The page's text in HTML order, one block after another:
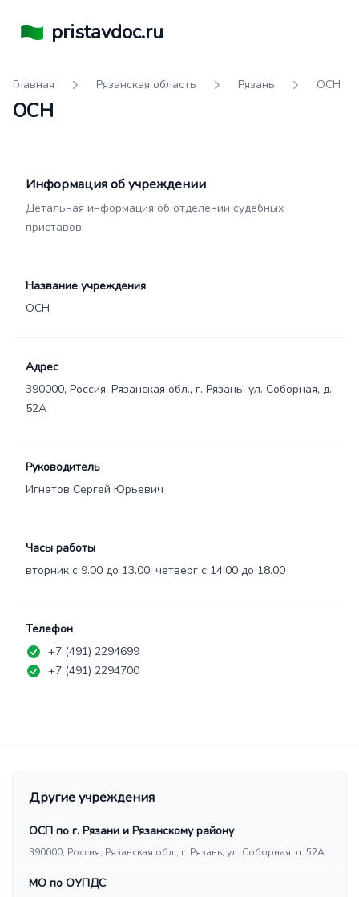
pristavdoc.ru
Главная Рязанская область Рязань ОСН
ОСН
Информация об учреждении
Детальная информация об отделении судебных
приставов.
Название учреждения
ОСН
Адрес
390000, Россия, Рязанская обл., г. Рязань, ул. Соборная, д.
52А
Руководитель
Игнатов Сергей Юрьевич
Часы работы
вторник с 9.00 до 13.00, четверг с 14.00 до 18.00
Телефон
+7 (491) 2294699
+7 (491) 2294700
Другие учреждения
ОСП по г. Рязани и Рязанскому району
390000, Россия, Рязанская обл., г. Рязань, ул. Соборная, д. 52А
МО по ОУПДС